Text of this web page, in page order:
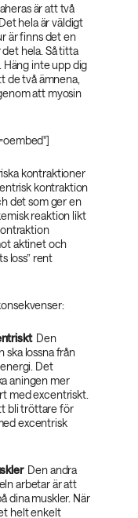
är att två
hela är väldigt
är finns det en
hela. Så titta
Häng inte upp dig
de två ämnena,
att myosin
kontraktioner
kontraktion
det som ger en
reaktion likt
aktinet och
loss” rent
‌ Den
ska lossna från
Det
aningen mer
med excentriskt.
bli tröttare för
excentrisk
‌ Den andra
arbetar är att
dina muskler. När
helt enkelt